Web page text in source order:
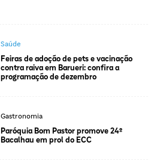
Saúde
Feiras de adoção de pets e vacinação
contra raiva em Barueri: confira a
programação de dezembro
Gastronomia
Paróquia Bom Pastor promove 24º
Bacalhau em prol do ECC